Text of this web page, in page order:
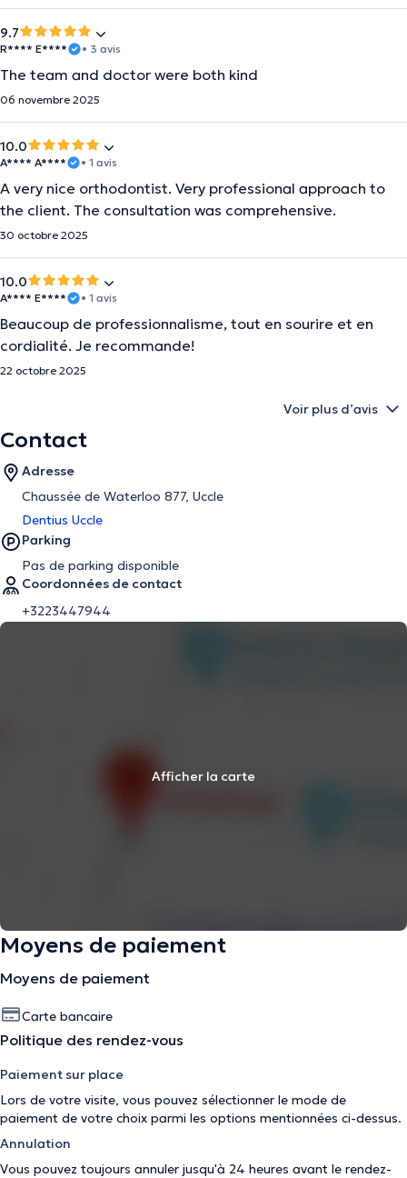
9.7
R**** E**** • 3 avis
The team and doctor were both kind
06 novembre 2025
10.0
A**** A**** • 1 avis
A very nice orthodontist. Very professional approach to
the client. The consultation was comprehensive.
30 octobre 2025
10.0
A**** E**** • 1 avis
Beaucoup de professionnalisme, tout en sourire et en
cordialité. Je recommande!
22 octobre 2025
Voir plus d’avis
Contact
Adresse
Chaussée de Waterloo 877, Uccle
Dentius Uccle
Parking
Pas de parking disponible
Coordonnées de contact
+3223447944
Afficher la carte
Moyens de paiement
Moyens de paiement
Carte bancaire
Politique des rendez-vous
Paiement sur place
Lors de votre visite, vous pouvez sélectionner le mode de
paiement de votre choix parmi les options mentionnées ci-dessus.
Annulation
Vous pouvez toujours annuler jusqu'à 24 heures avant le rendez-